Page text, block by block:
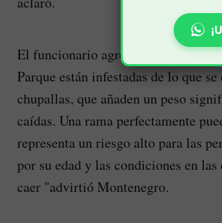
El funcionario agregó que “muchas
Parque están infestadas de lo que
chupallas, que añaden un peso
caídas. Una rama perfectamente
representa un riesgo alto para las
por su edad y las condiciones en
caer "advirtió Montenegro.